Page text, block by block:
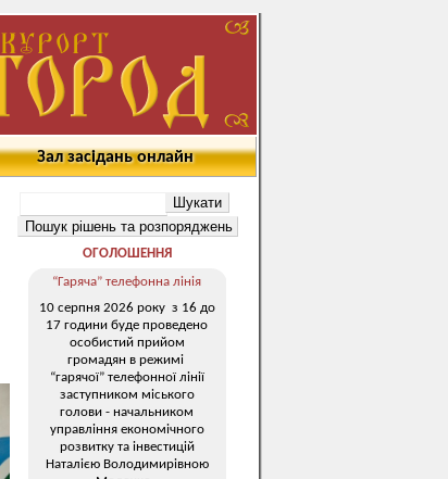
Зал засідань онлайн
ОГОЛОШЕННЯ
“Гаряча” телефонна лінія
10 серпня 2026 року з 16 до
17 години буде проведено
особистий прийом
громадян в режимі
“гарячої” телефонної лінії
заступником міського
голови - начальником
управління економічного
розвитку та інвестицій
Наталією Володимирівною